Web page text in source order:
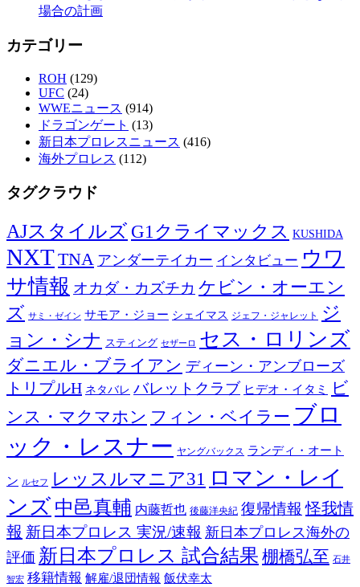
場合の計画
カテゴリー
ROH (129)
UFC (24)
WWEニュース (914)
ドラゴンゲート (13)
新日本プロレスニュース (416)
海外プロレス (112)
タグクラウド
AJスタイルズ G1クライマックス KUSHIDA
NXTTNA アンダーテイカー インタビュー ウワ
サ情報 オカダ・カズチカ ケビン・オーエン
ズ サミ・ゼイン サモア・ジョー シェイマス ジェフ・ジャレット
ジ
ョン・シナ スティング セザーロ セス・ロリンズ
ダニエル・ブライアン ディーン・アンブローズ
トリプルH ネタバレ バレットクラブ ヒデオ・イタミ
ビ
ンス・マクマホン フィン・ベイラー ブロ
ック・レスナー ヤングバックス ランディ・オート
ン ルセフ レッスルマニア31 ロマン・レイ
ンズ中邑真輔 内藤哲也 後藤洋央紀 復帰情報 怪我情
報 新日本プロレス 実況/速報 新日本プロレス海外の
評価 新日本プロレス 試合結果 棚橋弘至 石井
智宏 移籍情報 解雇/退団情報 飯伏幸太